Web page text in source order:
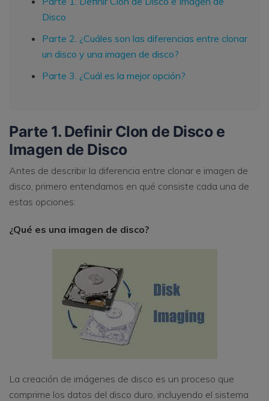
Disco
Parte 2. ¿Cuáles son las diferencias entre clonar
un disco y una imagen de disco?
Parte 3. ¿Cuál es la mejor opción?
Parte 1. Definir Clon de Disco e
Imagen de Disco
Antes de describir la diferencia entre clonar e imagen de
disco, primero entendamos en qué consiste cada una de
estas opciones:
¿Qué es una imagen de disco?
La creación de imágenes de disco es un proceso que
comprime los datos del disco duro, incluyendo el sistema